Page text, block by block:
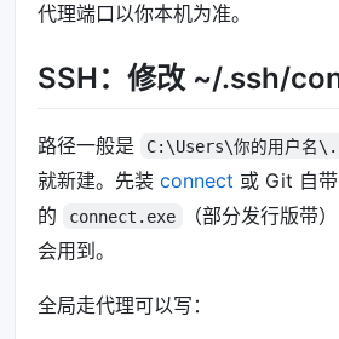
代理端口以你本机为准。
SSH：修改 ~/.ssh/
路径一般是 C:\Users\你的用户名
就新建。先装 connect 或 Git 自带
的
connect.exe （部分发行版带）
会用到。
全局走代理可以写：